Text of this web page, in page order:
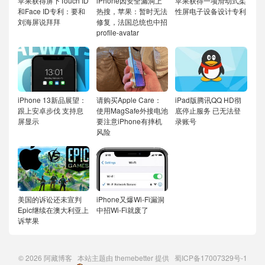
和Face ID专利：要和
刘海屏说拜拜
热搜，苹果：暂时无法
修复，法国总统也中招
profile-avatar
性屏电子设备设计专利
iPhone 13新品展望：
跟上安卓步伐 支持息
屏显示
请购买Apple Care：
使用MagSafe外接电池
要注意iPhone有摔机
风险
iPad版腾讯QQ HD彻
底停止服务 已无法登
录账号
美国的诉讼还未宣判
Epic继续在澳大利亚上
诉苹果
iPhone又爆Wi-Fi漏洞
中招Wi-Fi就废了
© 2026 阿藏博客 本站主题由 themebetter提供 蜀ICP备17007329号-1